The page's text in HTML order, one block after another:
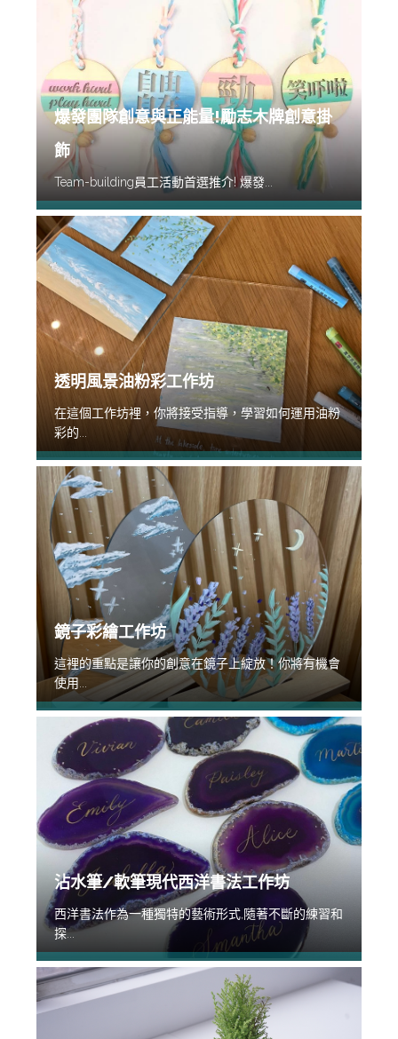
爆發團隊創意與正能量!勵志木牌創意掛
飾
Team-building員工活動首選推介! 爆發...
透明風景油粉彩工作坊
在這個工作坊裡，你將接受指導，學習如何運用油粉
彩的...
鏡子彩繪工作坊
這裡的重點是讓你的創意在鏡子上綻放！你將有機會
使用...
沾水筆/軟筆現代西洋書法工作坊
西洋書法作為一種獨特的藝術形式,隨著不斷的練習和
探...